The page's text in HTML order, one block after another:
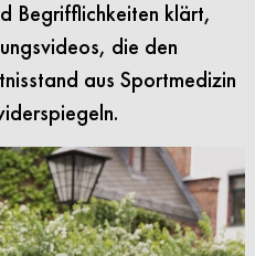
Begrifflichkeiten klärt,
die den
aus Sportmedizin